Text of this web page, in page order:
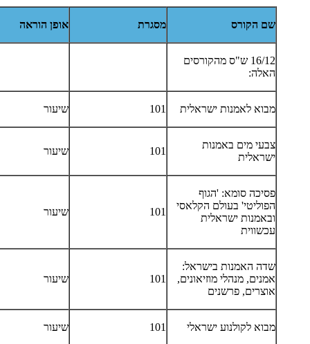
שם הקורס מסגרת אופן הוראה
16/12 ש"ס מהקורסים
האלה:
מבוא לאמנות ישראלית 101 שיעור
צבעי מים באמנות
ישראלית
101 שיעור
פסיכה סומא: 'הגוף
הפוליטי' בעולם הקלאסי
ובאמנות ישראלית
עכשווית
101 שיעור
שדה האמנות בישראל:
אמנים, מנהלי מוזיאונים,
אוצרים, פרשנים
101 שיעור
מבוא לקולנוע ישראלי 101 שיעור